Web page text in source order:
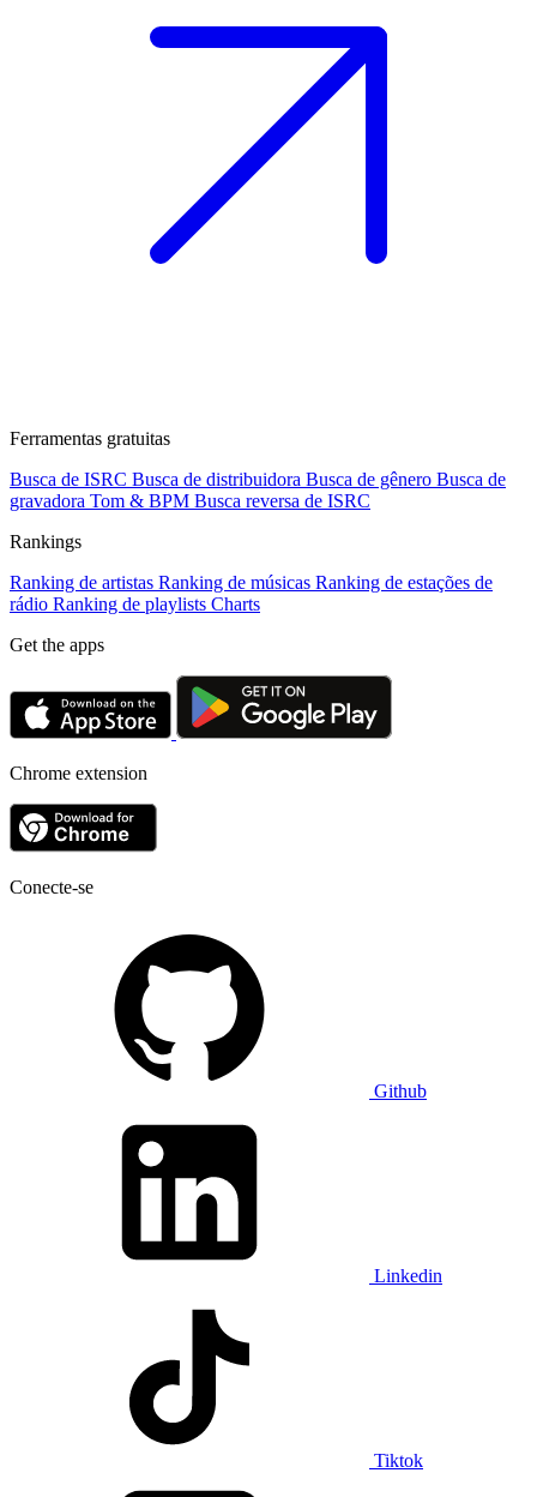
Ferramentas gratuitas
Busca de ISRC Busca de distribuidora Busca de gênero Busca de
gravadora Tom & BPM Busca reversa de ISRC
Rankings
Ranking de artistas Ranking de músicas Ranking de estações de
rádio Ranking de playlists Charts
Get the apps
Chrome extension
Conecte-se
Github
Linkedin
Tiktok